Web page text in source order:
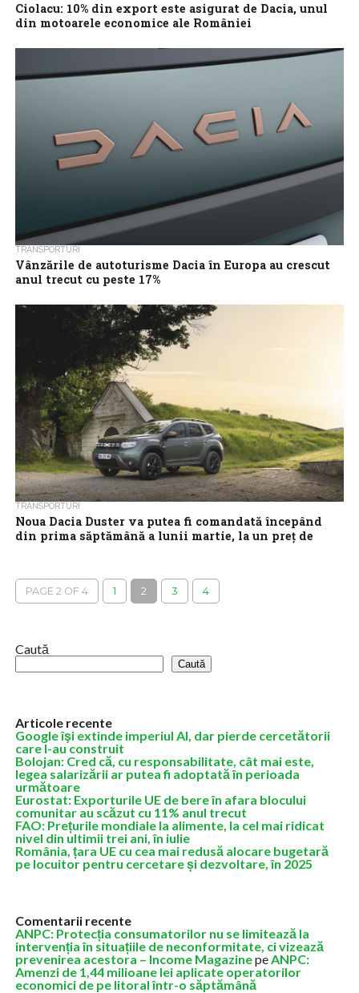
Ciolacu: 10% din export este asigurat de Dacia, unul
din motoarele economice ale României
Dacia reprezintă unul dintre motoarele economice ale României,
asigurând 10% din exporturile...
TRANSPORTURI
Vânzările de autoturisme Dacia în Europa au crescut
anul trecut cu peste 17%
în Europa anul trecut, iar cota de piaţă a producătorului de
automobile...
TRANSPORTURI
Noua Dacia Duster va putea fi comandată începând
din prima săptămână a lunii martie, la un preţ de
pornire de 18.800 euro. Modelul va putea fi comandat...
PAGE 2 OF 4 1 2 3 4
Caută
Caută
Articole recente
Google îşi extinde imperiul AI, dar pierde cercetătorii
care l-au construit
Bolojan: Cred că, cu responsabilitate, cât mai este,
legea salarizării ar putea fi adoptată în perioada
următoare
Eurostat: Exporturile UE de bere în afara blocului
comunitar au scăzut cu 11% anul trecut
FAO: Prețurile mondiale la alimente, la cel mai ridicat
nivel din ultimii trei ani, în iulie
România, țara UE cu cea mai redusă alocare bugetară
pe locuitor pentru cercetare și dezvoltare, în 2025
Comentarii recente
ANPC: Protecția consumatorilor nu se limitează la
intervenția în situațiile de neconformitate, ci vizează
prevenirea acestora – Income MagazinepeANPC:
Amenzi de 1,44 milioane lei aplicate operatorilor
economici de pe litoral într-o săptămână